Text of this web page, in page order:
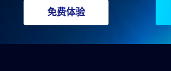
免费体验